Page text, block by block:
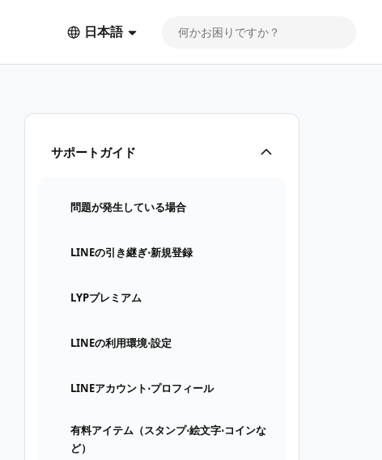
日本語
サポートガイド
問題が発生している場合
LINEの引き継ぎ⋅新規登録
LYPプレミアム
LINEの利用環境⋅設定
LINEアカウント⋅プロフィール
有料アイテム（スタンプ⋅絵文字⋅コインな
ど）